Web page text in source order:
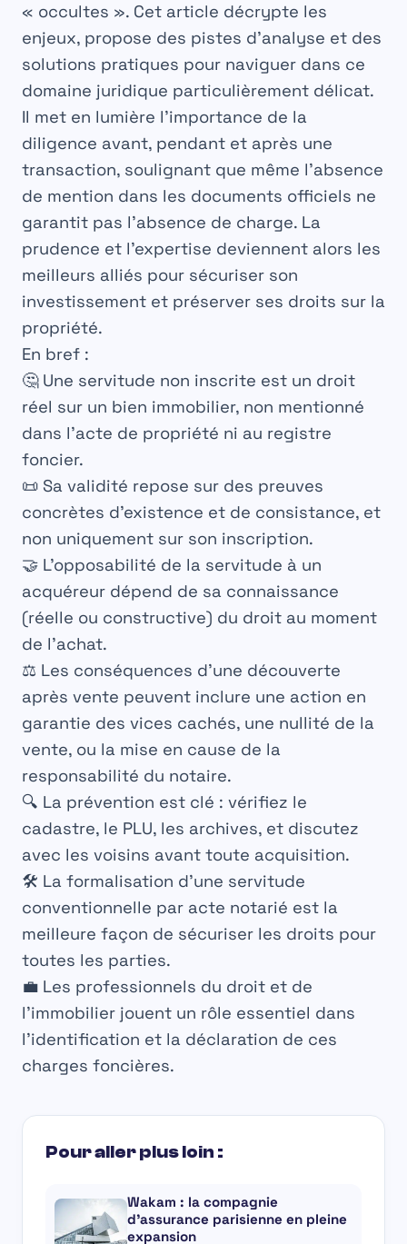
« occultes ». Cet article décrypte les
enjeux, propose des pistes d’analyse et des
solutions pratiques pour naviguer dans ce
domaine juridique particulièrement délicat.
Il met en lumière l’importance de la
diligence avant, pendant et après une
transaction, soulignant que même l’absence
de mention dans les documents officiels ne
garantit pas l’absence de charge. La
prudence et l’expertise deviennent alors les
meilleurs alliés pour sécuriser son
investissement et préserver ses droits sur la
propriété.
En bref :
🤔 Une servitude non inscrite est un droit
réel sur un bien immobilier, non mentionné
dans l’acte de propriété ni au registre
foncier.
📜 Sa validité repose sur des preuves
concrètes d’existence et de consistance, et
non uniquement sur son inscription.
🤝 L’opposabilité de la servitude à un
acquéreur dépend de sa connaissance
(réelle ou constructive) du droit au moment
de l’achat.
⚖️ Les conséquences d’une découverte
après vente peuvent inclure une action en
garantie des vices cachés, une nullité de la
vente, ou la mise en cause de la
responsabilité du notaire.
🔍 La prévention est clé : vérifiez le
cadastre, le PLU, les archives, et discutez
avec les voisins avant toute acquisition.
🛠️ La formalisation d’une servitude
conventionnelle par acte notarié est la
meilleure façon de sécuriser les droits pour
toutes les parties.
💼 Les professionnels du droit et de
l’immobilier jouent un rôle essentiel dans
l’identification et la déclaration de ces
charges foncières.
Pour aller plus loin :
Wakam : la compagnie
d’assurance parisienne en pleine
expansion